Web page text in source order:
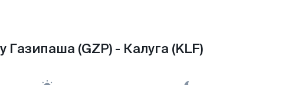
(GZP) - Калуга (KLF)